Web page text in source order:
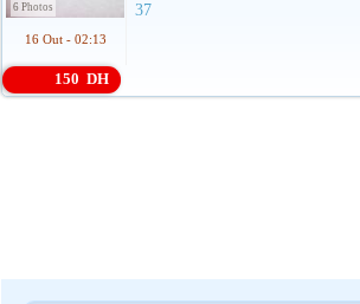
6 Photos
16 Out - 02:13
37
150 DH